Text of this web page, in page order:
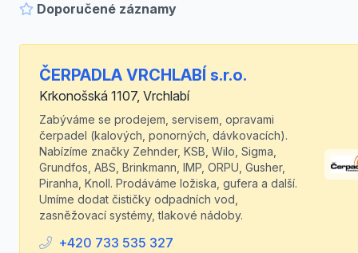
Doporučené záznamy
ČERPADLA VRCHLABÍ s.r.o.
Krkonošská 1107, Vrchlabí
Zabýváme se prodejem, servisem, opravami
čerpadel (kalových, ponorných, dávkovacích).
Nabízíme značky Zehnder, KSB, Wilo, Sigma,
Grundfos, ABS, Brinkmann, IMP, ORPU, Gusher,
Piranha, Knoll. Prodáváme ložiska, gufera a další.
Umíme dodat čističky odpadních vod,
zasněžovací systémy, tlakové nádoby.
+420 733 535 327